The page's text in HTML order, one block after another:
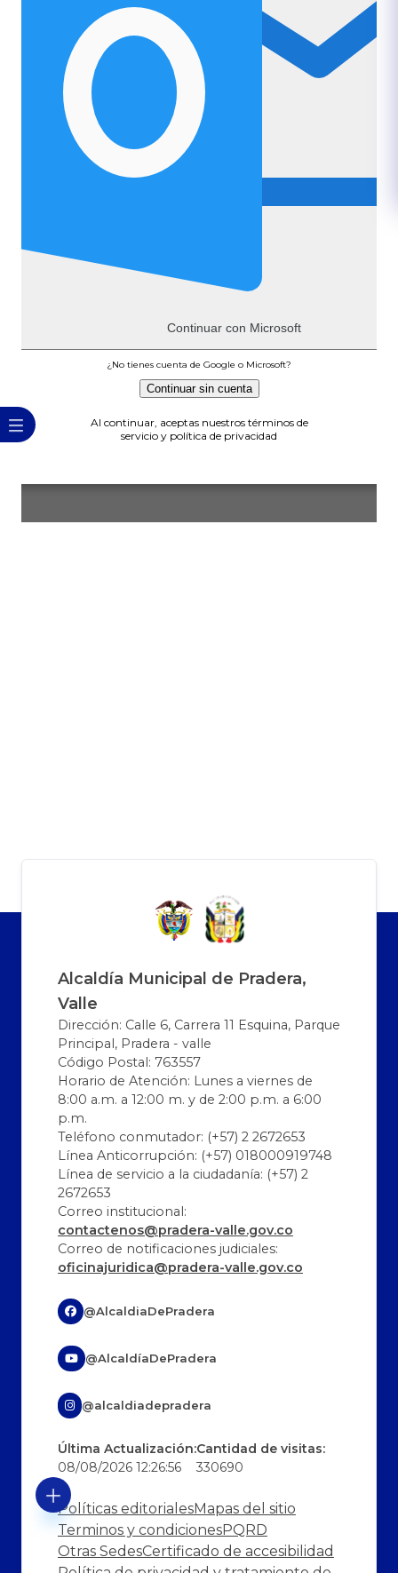
Alcaldía Municipal de Pradera,
Valle
Dirección: Calle 6, Carrera 11 Esquina, Parque
Principal, Pradera - valle
Código Postal: 763557
Horario de Atención: Lunes a viernes de
8:00 a.m. a 12:00 m. y de 2:00 p.m. a 6:00
p.m.
Teléfono conmutador: (+57) 2 2672653
Línea Anticorrupción: (+57) 018000919748
Línea de servicio a la ciudadanía: (+57) 2
2672653
Correo institucional:
contactenos@pradera-valle.gov.co
Correo de notificaciones judiciales:
oficinajuridica@pradera-valle.gov.co
@AlcaldiaDePradera
@AlcaldíaDePradera
@alcaldiadepradera
Última Actualización:
08/08/2026 12:26:56
Cantidad de visitas:
330690
Políticas editorialesMapas del sitio
Terminos y condicionesPQRD
Otras SedesCertificado de accesibilidad